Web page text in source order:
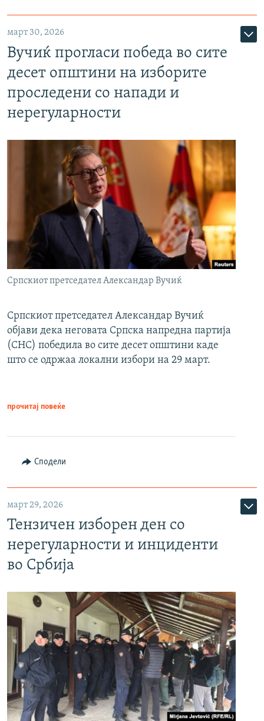
март 30, 2026
Вучиќ прогласи победа во сите
десет општини на изборите
проследени со напади и
нерегуларности
Српскиот претседател Александар Вучиќ
Српскиот претседател Александар Вучиќ
објави дека неговата Српска напредна партија
(СНС) победила во сите десет општини каде
што се одржаа локални избори на 29 март.
прочитај повеќе
Сподели
март 29, 2026
Тензичен изборен ден со
нерегуларности и инциденти
во Србија